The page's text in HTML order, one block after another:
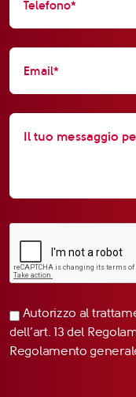
Autorizzo al
dell’art. 13 del
Regolamento